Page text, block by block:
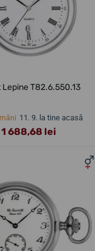
Lepine T82.6.550.13
11. 9. la tine acasă
1 688,68 lei